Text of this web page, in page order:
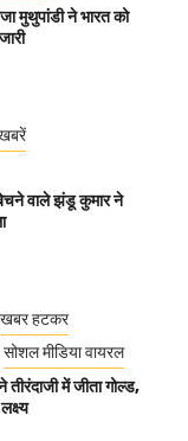
मुथुपांडी ने भारत को
वाले झंडू कुमार ने
खबर हटकर
सोशल मीडिया वायरल
तीरंदाजी में जीता गोल्ड,